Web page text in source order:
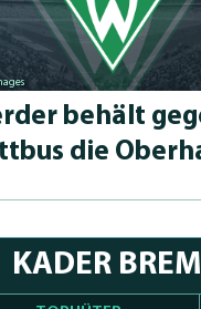
behält
die
KADER